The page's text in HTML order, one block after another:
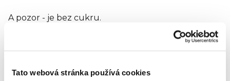
Tato webová stránka používá cookies
A pozor - je bez cukru.
Voda, SÓJOVÉ boby 7,7 %, MANDLE 2,0 %,
SÓJOVÝ proteinový izolát, uhličitan vápenatý, jedlá
vitamín D, vitamín B12. Může obsahovat stopy jiných